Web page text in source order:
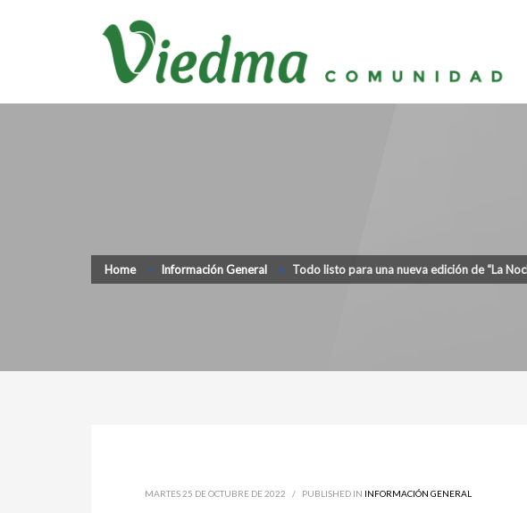
Home Información General Todo listo para una nueva edición de “La
MARTES 25 DE OCTUBRE DE 2022 / PUBLISHED IN INFORMACIÓN GENERAL